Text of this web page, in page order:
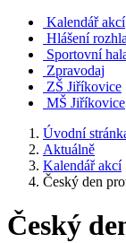
Kalendář akcí
Hlášení
Sportovní
Zpravodaj
ZŠ Jiříkovice
MŠ Jiříkovice
Úvodní
Aktuálně
Kalendář akcí
Český den
Český